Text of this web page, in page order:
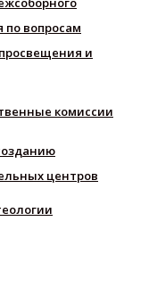
по вопросам
и
комиссии
центров